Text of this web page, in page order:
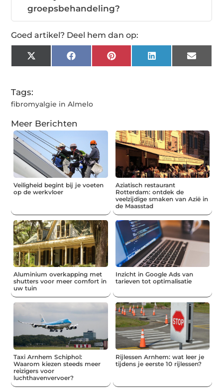
groepsbehandeling?
Goed artikel? Deel hem dan op:
X
(Twitter)
FacebookPinterestLinkedInEmail
Tags:
fibromyalgie in Almelo
Meer Berichten
Veiligheid begint bij je voeten
op de werkvloer
Aziatisch restaurant
Rotterdam: ontdek de
veelzijdige smaken van Azië in
de Maasstad
Aluminium overkapping met
shutters voor meer comfort in
uw tuin
Inzicht in Google Ads van
tarieven tot optimalisatie
Taxi Arnhem Schiphol:
Waarom kiezen steeds meer
reizigers voor
luchthavenvervoer?
Rijlessen Arnhem: wat leer je
tijdens je eerste 10 rijlessen?